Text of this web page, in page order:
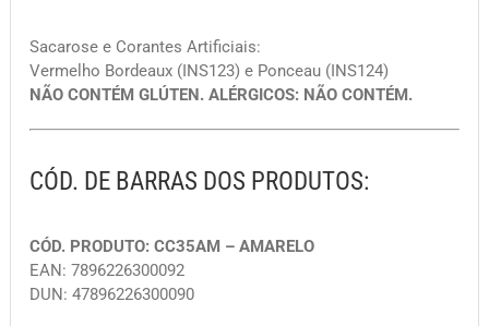
Sacarose e Corantes Artificiais:
Vermelho Bordeaux (INS123) e Ponceau (INS124)
NÃO CONTÉM GLÚTEN. ALÉRGICOS: NÃO CONTÉM.
CÓD. DE BARRAS DOS PRODUTOS:
CÓD. PRODUTO: CC35AM – AMARELO
EAN: 7896226300092
DUN: 47896226300090